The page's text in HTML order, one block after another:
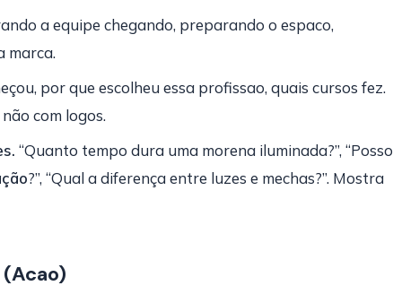
a equipe chegando, preparando o espaco,
marca.
por que escolheu essa profissao, quais cursos fez.
com logos.
“Quanto tempo dura uma morena iluminada?”, “Posso
?”, “Qual a diferença entre luzes e mechas?”. Mostra